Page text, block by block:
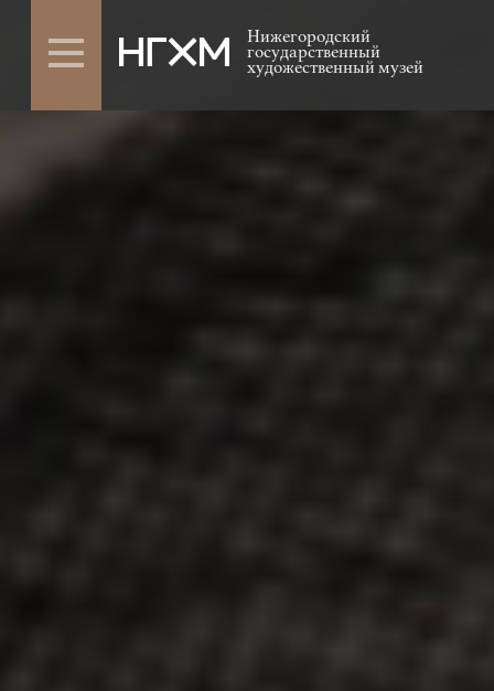
Нижегородский
государственный
художественный музей